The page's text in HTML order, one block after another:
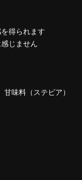
得られます
じません
味料（ステビア）